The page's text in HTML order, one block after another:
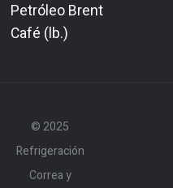
Petróleo Brent
Café (lb.)
© 2025
Refrigeración
Correa y